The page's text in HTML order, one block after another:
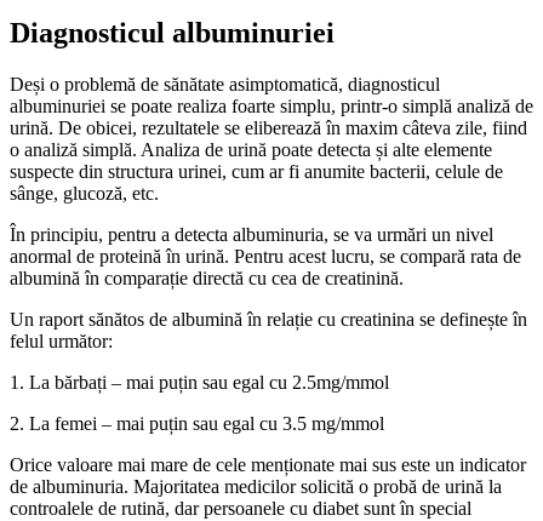
Diagnosticul albuminuriei
Deși o problemă de sănătate asimptomatică, diagnosticul
albuminuriei se poate realiza foarte simplu, printr-o simplă analiză de
urină. De obicei, rezultatele se eliberează în maxim câteva zile, fiind
o analiză simplă. Analiza de urină poate detecta și alte elemente
suspecte din structura urinei, cum ar fi anumite bacterii, celule de
sânge, glucoză, etc.
În principiu, pentru a detecta albuminuria, se va urmări un nivel
anormal de proteină în urină. Pentru acest lucru, se compară rata de
albumină în comparație directă cu cea de creatinină.
Un raport sănătos de albumină în relație cu creatinina se definește în
felul următor:
1. La bărbați – mai puțin sau egal cu 2.5mg/mmol
2. La femei – mai puțin sau egal cu 3.5 mg/mmol
Orice valoare mai mare de cele menționate mai sus este un indicator
de albuminuria. Majoritatea medicilor solicită o probă de urină la
controalele de rutină, dar persoanele cu diabet sunt în special